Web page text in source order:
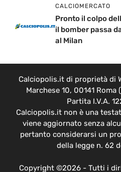
CALCIOMERCATO
Pronto il colpo
il bomber passa
al Milan
Calciopolis.it di proprietà di
Marchese 10, 00141 Roma
Partita I.V.A.
Calciopolis.it non è una
viene aggiornato senza
pertanto considerarsi un
della legge n. 62
Copyright ©2026 - Tutti i